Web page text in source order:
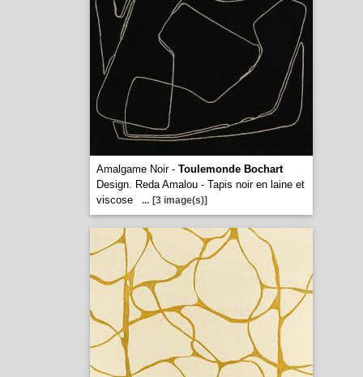
Amalgame Noir - Toulemonde Bochart
Design. Reda Amalou - Tapis noir en laine et
viscose
... [3 image(s)]